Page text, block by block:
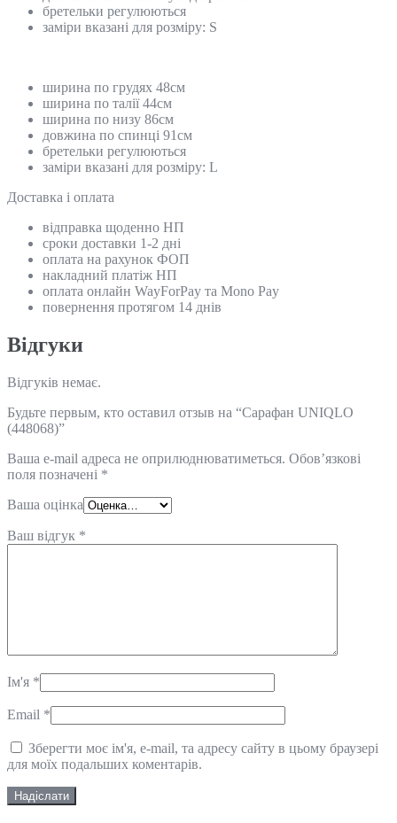
бретельки регулюються
заміри вказані для розміру: S
ширина по грудях 48см
ширина по талії 44см
ширина по низу 86см
довжина по спинці 91см
бретельки регулюються
заміри вказані для розміру: L
Доставка і оплата
відправка щоденно НП
сроки доставки 1-2 дні
оплата на рахунок ФОП
накладний платіж НП
оплата онлайн WayForPay та Mono Pay
повернення протягом 14 днів
Відгуки
Відгуків немає.
Будьте первым, кто оставил отзыв на “Сарафан UNIQLO
(448068)”
Ваша e-mail адреса не оприлюднюватиметься. Обов’язкові
поля позначені *
Ваша оцінка
Ваш відгук *
Ім'я *
Email *
Зберегти моє ім'я, e-mail, та адресу сайту в цьому браузері
для моїх подальших коментарів.